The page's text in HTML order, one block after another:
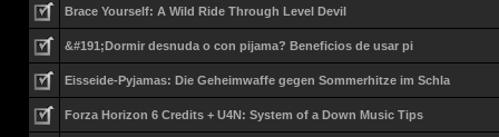
Brace Yourself: A Wild Ride Through Level Devil
&#191;Dormir desnuda o con pijama? Beneficios de usar pi
Eisseide-Pyjamas: Die Geheimwaffe gegen Sommerhitze im Schla
Forza Horizon 6 Credits + U4N: System of a Down Music Tips